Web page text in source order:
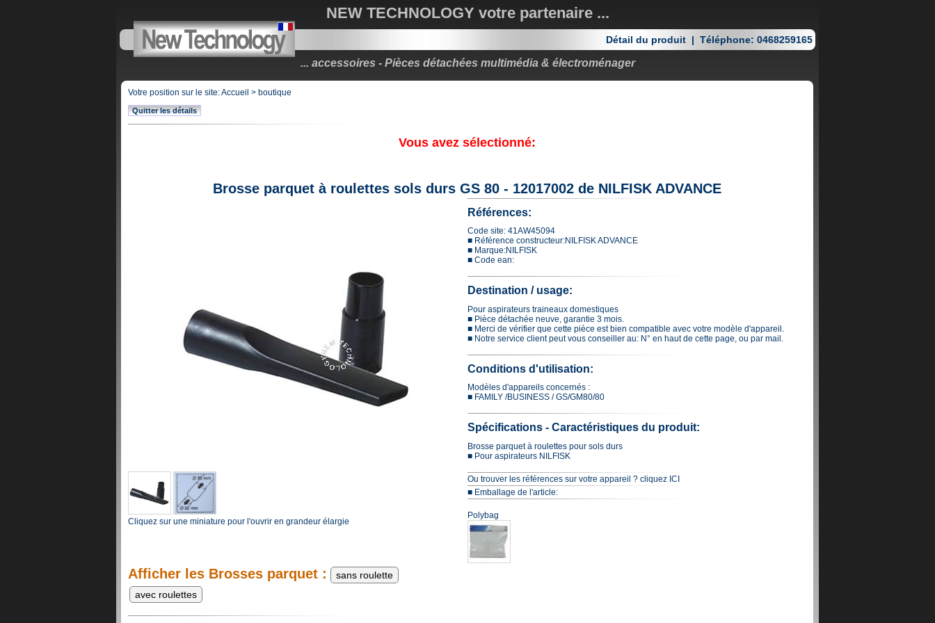
NEW TECHNOLOGY votre partenaire ...
Détail du produit | Téléphone: 0468259165
... accessoires - Pièces détachées multimédia & électroménager
Votre position sur le site:Accueil > boutique
Quitter les détails
Vous avez sélectionné:
Brosse parquet à roulettes sols durs GS 80 - 12017002 de NILFISK ADVANCE
Cliquez sur une miniature pour l'ouvrir en grandeur élargie
Références:
Code site: 41AW45094
■ Référence constructeur:NILFISK ADVANCE
■ Marque:NILFISK
■ Code ean:
Destination / usage:
Pour aspirateurs traineaux domestiques
■ Pièce détachée neuve, garantie 3 mois.
■ Merci de vérifier que cette pièce est bien compatible avec votre modèle d'appareil.
■ Notre service client peut vous conseiller au: N° en haut de cette page, ou par mail.
Conditions d'utilisation:
Modèles d'appareils concernés :
■ FAMILY /BUSINESS / GS/GM80/80
Spécifications - Caractéristiques du produit:
Brosse parquet à roulettes pour sols durs
■ Pour aspirateurs NILFISK
Ou trouver les références sur votre appareil ? cliquez ICI
■ Emballage de l'article:
Polybag
Afficher les Brosses parquet :